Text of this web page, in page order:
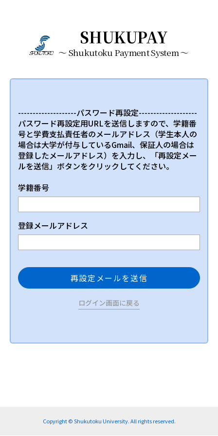
SHUKUPAY
〜 Shukutoku Payment System 〜
--------------------パスワード再設定--------------------
パスワード再設定用URLを送信しますので、学籍番
号と学費支払責任者のメールアドレス（学生本人の
場合は大学が付与しているGmail、保証人の場合は
登録したメールアドレス）を入力し、「再設定メー
ルを送信」ボタンをクリックしてください。
学籍番号
登録メールアドレス
ログイン画面に戻る
Copyright © Shukutoku University. All rights reserved.